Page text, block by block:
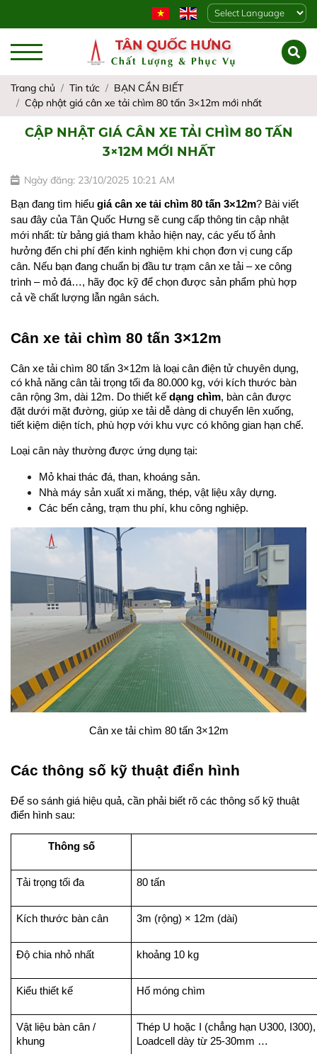
Powered by
TÂN QUỐC HƯNG
Chất Lượng & Phục Vụ
Trang chủ Tin tức
BẠN CẦN BIẾT
Cập nhật giá cân xe tải chìm 80 tấn 3×12m mới nhất
CẬP NHẬT GIÁ CÂN XE TẢI CHÌM 80 TẤN
3×12M MỚI NHẤT
Ngày đăng: 23/10/2025 10:21 AM
Bạn đang tìm hiểu giá cân xe tải chìm 80 tấn 3×12m? Bài viết
sau đây của Tân Quốc Hưng sẽ cung cấp thông tin cập nhật
mới nhất: từ bảng giá tham khảo hiện nay, các yếu tố ảnh
hưởng đến chi phí đến kinh nghiệm khi chọn đơn vị cung cấp
cân. Nếu bạn đang chuẩn bị đầu tư trạm cân xe tải – xe công
trình – mỏ đá…, hãy đọc kỹ để chọn được sản phẩm phù hợp
cả về chất lượng lẫn ngân sách.
Cân xe tải chìm 80 tấn 3×12m
Cân xe tải chìm 80 tấn 3×12m là loại cân điện tử chuyên dụng,
có khả năng cân tải trọng tối đa 80.000 kg, với kích thước bàn
cân rộng 3m, dài 12m. Do thiết kế dạng chìm, bàn cân được
đặt dưới mặt đường, giúp xe tải dễ dàng di chuyển lên xuống,
tiết kiệm diện tích, phù hợp với khu vực có không gian hạn chế.
Loại cân này thường được ứng dụng tại:
Mỏ khai thác đá, than, khoáng sản.
Nhà máy sản xuất xi măng, thép, vật liệu xây dựng.
Các bến cảng, trạm thu phí, khu công nghiệp.
Cân xe tải chìm 80 tấn 3×12m
Các thông số kỹ thuật điển hình
Để so sánh giá hiệu quả, cần phải biết rõ các thông số kỹ thuật
điển hình sau:
Thông số
Tải trọng tối đa 80 tấn
Kích thước bàn cân 3m (rộng) × 12m (dài)
Độ chia nhỏ nhất khoảng 10 kg
Kiểu thiết kế Hố móng chìm
Vật liệu bàn cân /
khung
Thép U hoặc I (chẳng hạn U300,
Loadcell dày từ 25-30mm …